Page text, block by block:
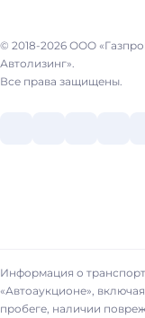
© 2018-2026 ООО
Автолизинг».
Все права защищены.
Информация о
«Автоаукционе»,
пробеге, наличии